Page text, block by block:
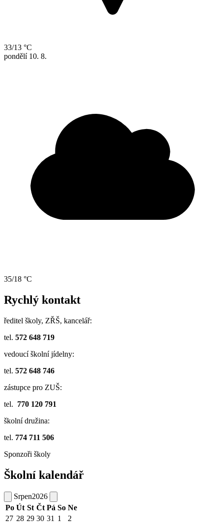
33/13 °C
pondělí 10. 8.
35/18 °C
Rychlý kontakt
ředitel školy, ZŘŠ, kancelář:
tel. 572 648 719
vedoucí školní jídelny:
tel. 572 648 746
zástupce pro ZUŠ:
tel. 770 120 791
školní družina:
tel. 774 711 506
Sponzoři školy
Školní kalendář
Srpen2026
Po Út St Čt Pá So Ne
27 28 29 30 31 1
2